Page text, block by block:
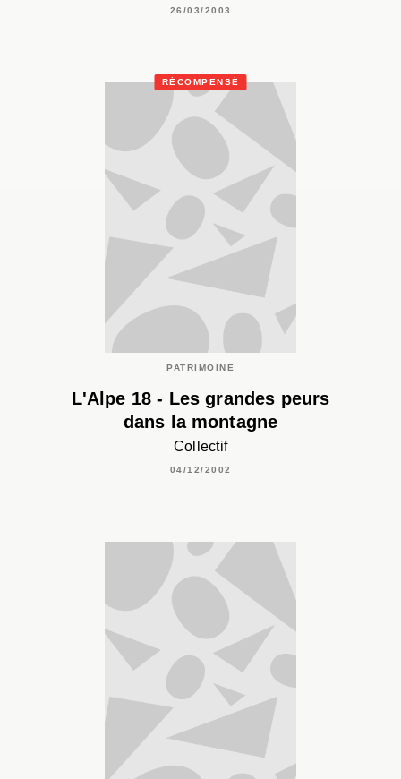
26/03/2003
RÉCOMPENSÉ
PATRIMOINE
L'Alpe 18 - Les grandes peurs
dans la montagne
Collectif
04/12/2002